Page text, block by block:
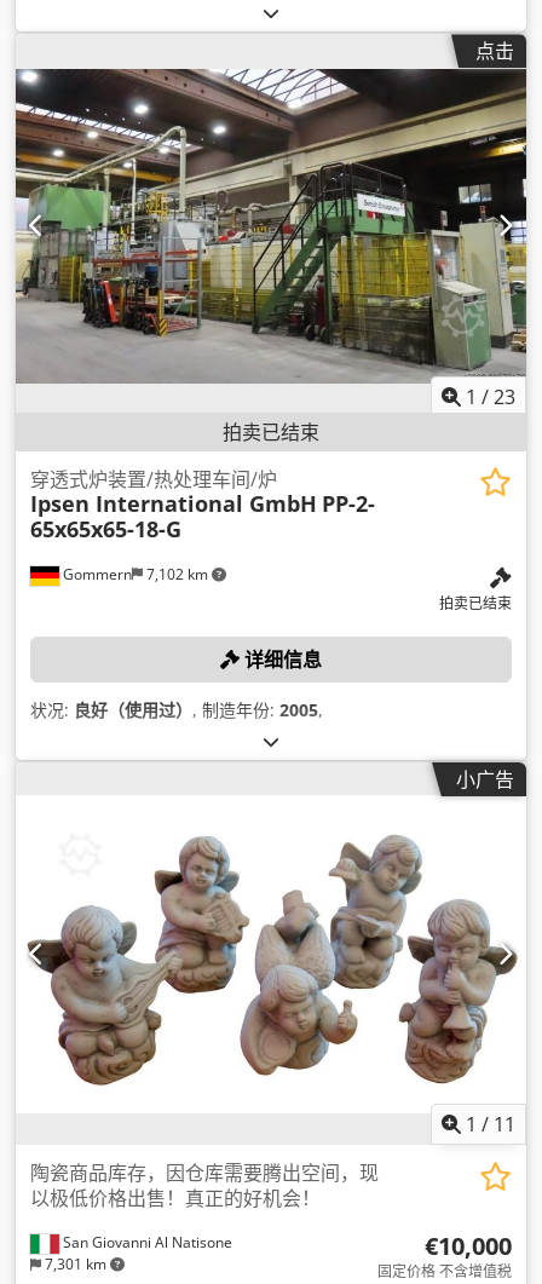
点击
1 /23
拍卖已结束
Gommern 7,102 km
穿透式炉装置/热处理车间/炉
Ipsen International GmbH PP-2-
65x65x65-18-G
拍卖已结束
详细信息
状况: 良好（使用过） , 制造年份: 2005,
小广告
1 / 11
San Giovanni Al Natisone
7,301 km
陶瓷商品库存，因仓库需要腾出空间，现
以极低价格出售！真正的好机会！
€10,000
固定价格 不含增值税